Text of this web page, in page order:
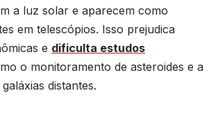
a luz solar e aparecem como
em telescópios. Isso prejudica
e dificulta estudos
o monitoramento de asteroides e a
distantes.